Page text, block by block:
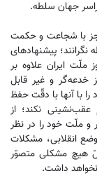
جهان سلطه.
با شجاعت و حکمت
پیشنهادهای
ایران علاوه‌ بر
خدعه‌گر و غیر قابل
با آنها با دقّت حفظ
نکند؛ از
و ملّت خود را در نظر
انقلابی، مشکلات
هیچ مشکلی متصوّر
داشت.